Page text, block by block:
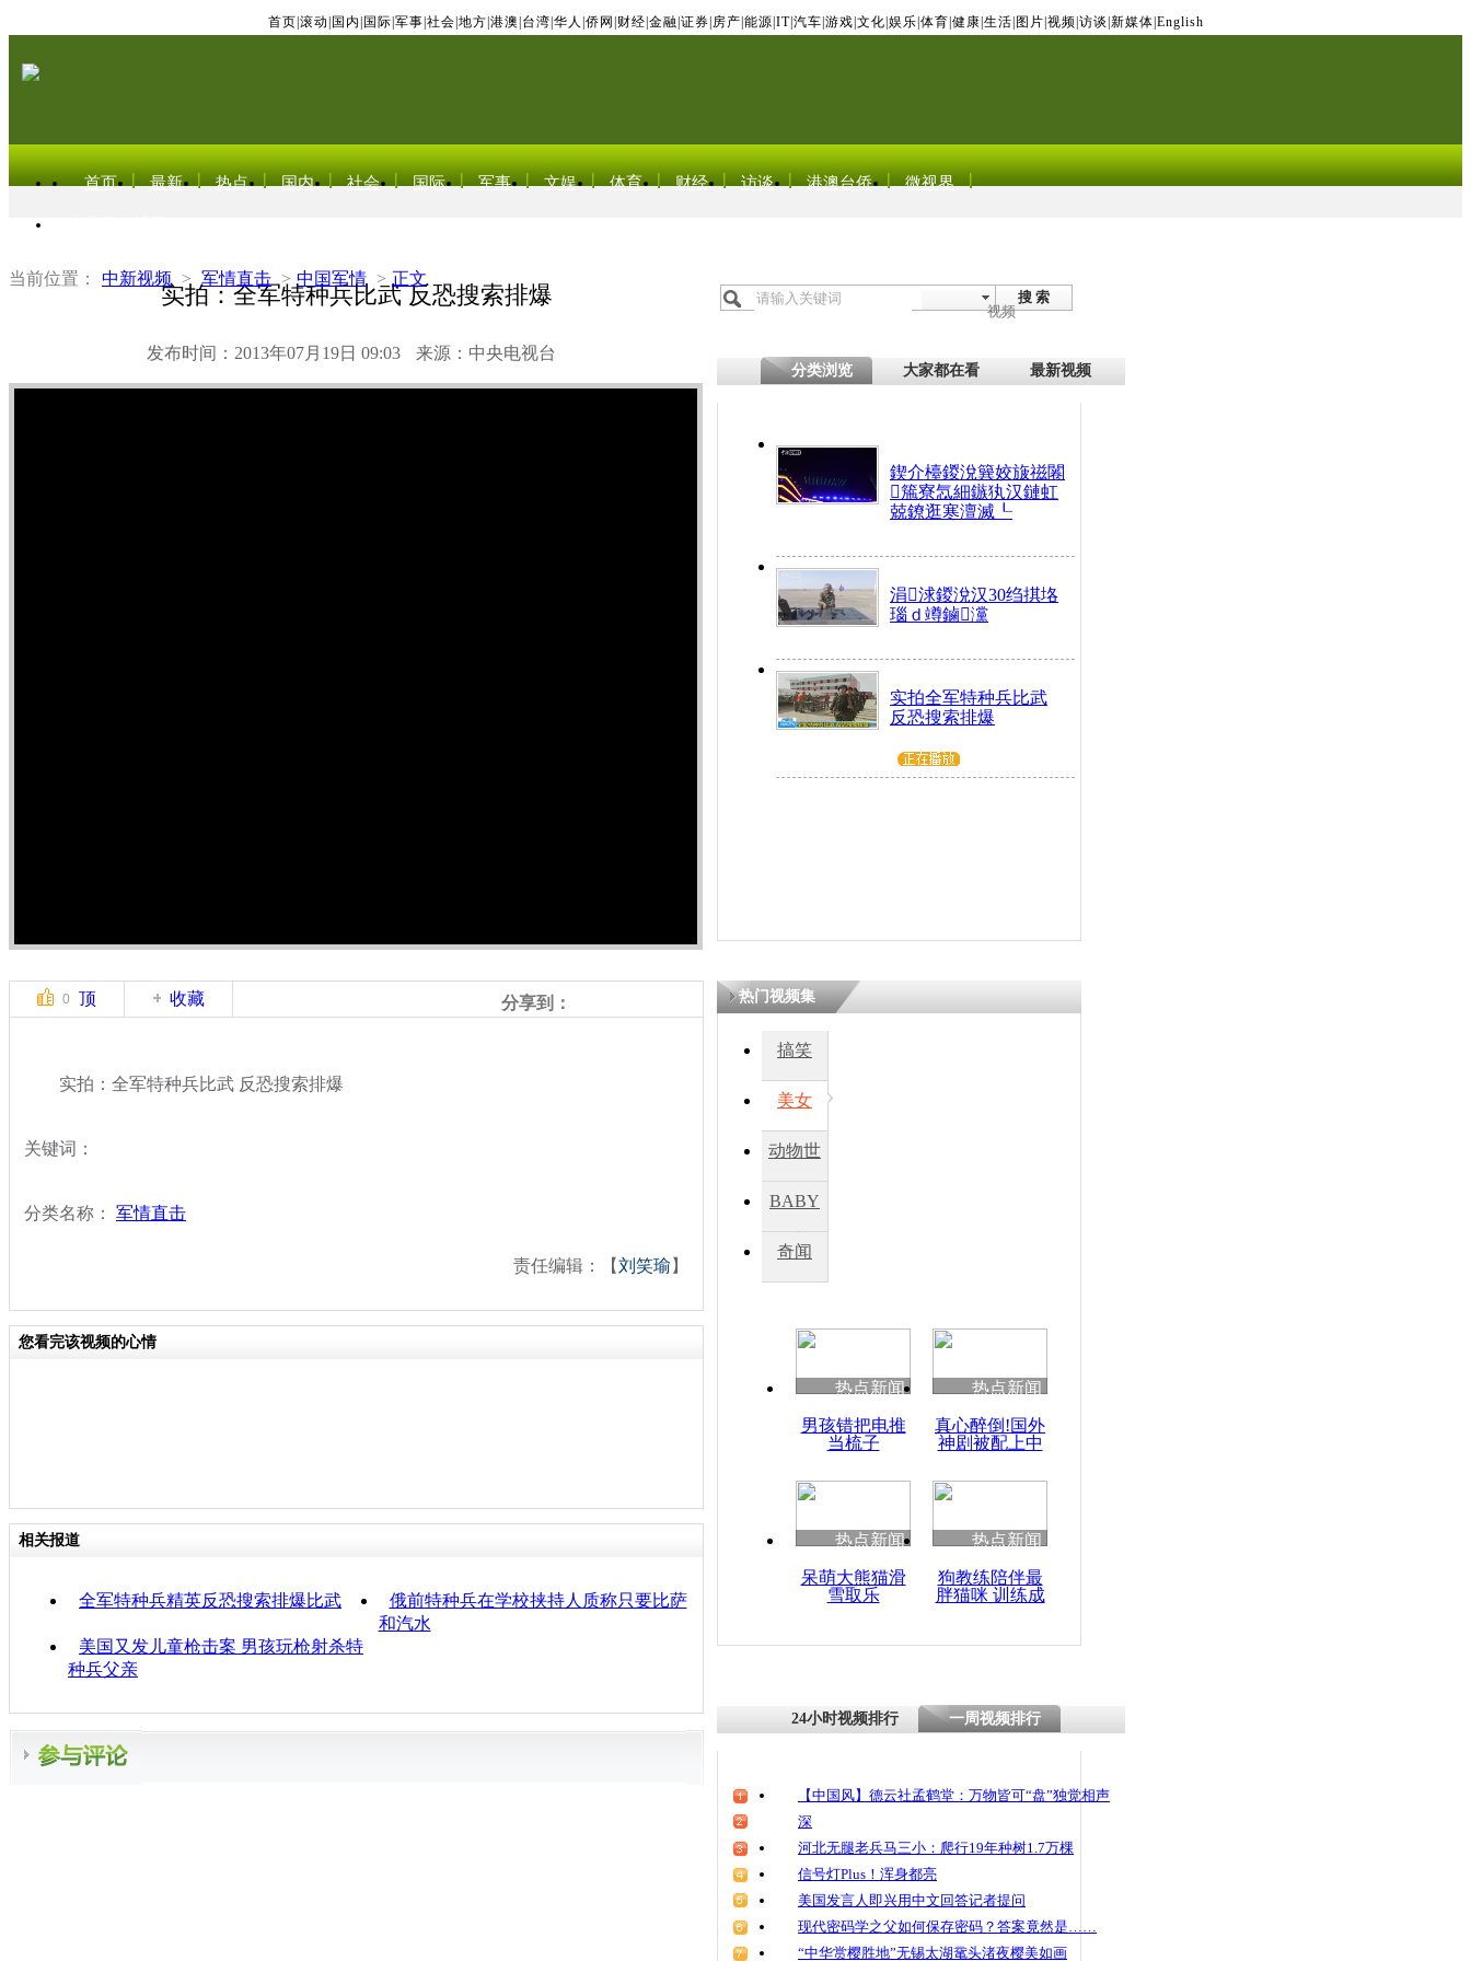
首页 滚动 国内 国际 军事 社会 地方 港澳 台湾 华人 侨网 财经 金融 证券 房产 能源 IT| 汽车 游戏 文化 娱乐 体育 健康 生活 图片 视频 访谈 新媒体 English
首页 最新 热点 国内 社会 国际 军事 文娱 体育 财经 访谈 港澳台侨 微视界
当前位置： 中新视频 > 军情直击 > 中国军情 > 正文
实拍：全军特种兵比武 反恐搜索排爆
发布时间：2013年07月19日 09:03 来源：中央电视台
搜 索
视频
分类浏览 大家都在看 最新视频
鍥介檯鍐涗簨姣旇禌闂
箷寮忥細鏃犱汉鏈虹
兢鐐逛寒澶滅┖
涓浗鍐涗汉30绉掑垎
瑙ｄ竴鏀灙
实拍全军特种兵比武
反恐搜索排爆
0 顶 收藏 分享到：
实拍：全军特种兵比武 反恐搜索排爆
关键词：
分类名称： 军情直击
责任编辑：【刘笑瑜 】
您看完该视频的心情
相关报道
全军特种兵精英反恐搜索排爆比武
俄前特种兵在学校挟持人质称只要比萨
和汽水
美国又发儿童枪击案 男孩玩枪射杀特
种兵父亲
热门视频集
搞笑
美女
动物世
BABY
秀
奇闻
热点新闻
男孩错把电推
当梳子
热点新闻
真心醉倒!国外
神剧被配上中
热点新闻
呆萌大熊猫滑
雪取乐
热点新闻
狗教练陪伴最
胖猫咪 训练成
24小时视频排行 一周视频排行
【中国风】德云社孟鹤堂：万物皆可“盘”独觉相声
深
河北无腿老兵马三小：爬行19年种树1.7万棵
信号灯Plus！浑身都亮
美国发言人即兴用中文回答记者提问
现代密码学之父如何保存密码？答案竟然是……
“中华赏樱胜地”无锡太湖鼋头渚夜樱美如画